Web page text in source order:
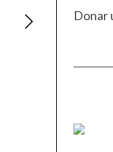
Donar